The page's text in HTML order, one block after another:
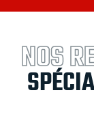
NOS